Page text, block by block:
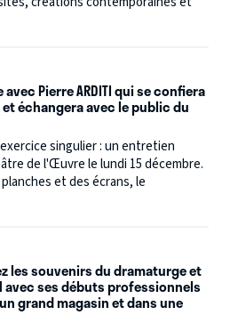
Pierre ARDITI qui se confiera
échangera avec le public du
singulier : un entretien
de l'Œuvre le lundi 15 décembre.
et des écrans, le
les souvenirs du dramaturge et
avec ses débuts professionnels
grand magasin et dans une